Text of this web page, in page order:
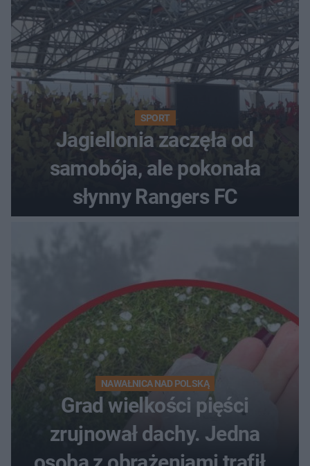
SPORT
Jagiellonia zaczęła od
samobója, ale pokonała
słynny Rangers FC
NAWAŁNICA NAD POLSKĄ
Grad wielkości pięści
zrujnował dachy. Jedna